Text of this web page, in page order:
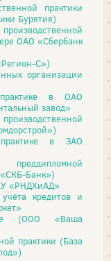
практики
Бурятия)
ОАО «Сбербанк
С»)
организации
в ОАО
завод»
в ЗАО
Банк»)
«РНДХиАД»
кредитов и
(ООО «Ваша
практики (База